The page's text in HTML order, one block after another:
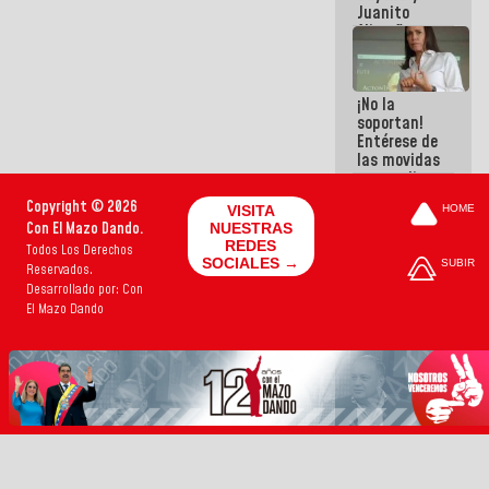
Juanito
Alimaña son
harina del
mismo
costal
¡No la
soportan!
Entérese de
las movidas
que realizan
cómplices
sacudírsela
Copyright © 2026
Con El Mazo Dando.
Todos Los Derechos
Reservados.
Desarrollado por: Con
El Mazo Dando
VISITA
NUESTRAS
REDES
SOCIALES →
HOME
SUBIR